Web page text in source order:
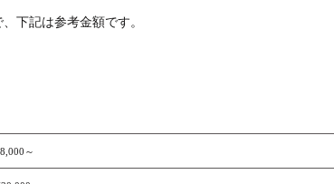
下記は参考金額です。
～